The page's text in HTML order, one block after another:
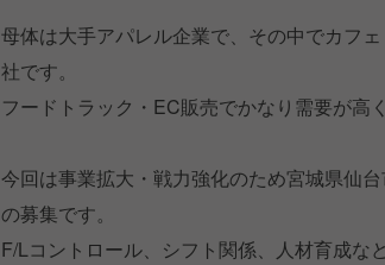
母体は大手アパレル企業で、その中でカフ
社です。
フードトラック・EC販売でかなり需要が高
今回は事業拡大・戦力強化のため宮城県仙
の募集です。
F/Lコントロール、シフト関係、人材育成な